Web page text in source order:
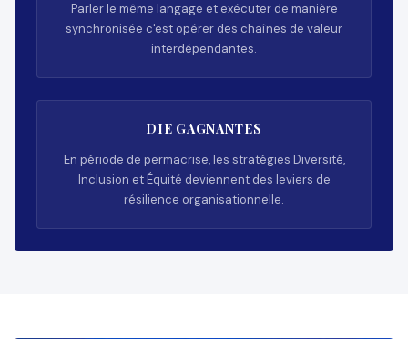
Parler le même langage et exécuter de manière
synchronisée c'est opérer des chaînes de valeur
interdépendantes.
DIE GAGNANTES
En période de permacrise, les stratégies Diversité,
Inclusion et Équité deviennent des leviers de
résilience organisationnelle.